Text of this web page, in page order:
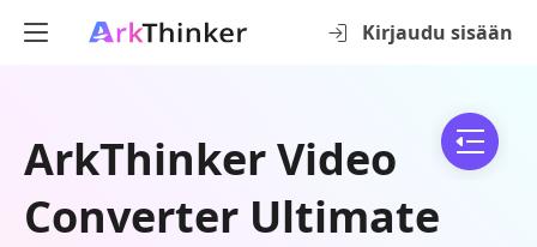
Kirjaudu sisään
ArkThinker Video
Converter Ultimate